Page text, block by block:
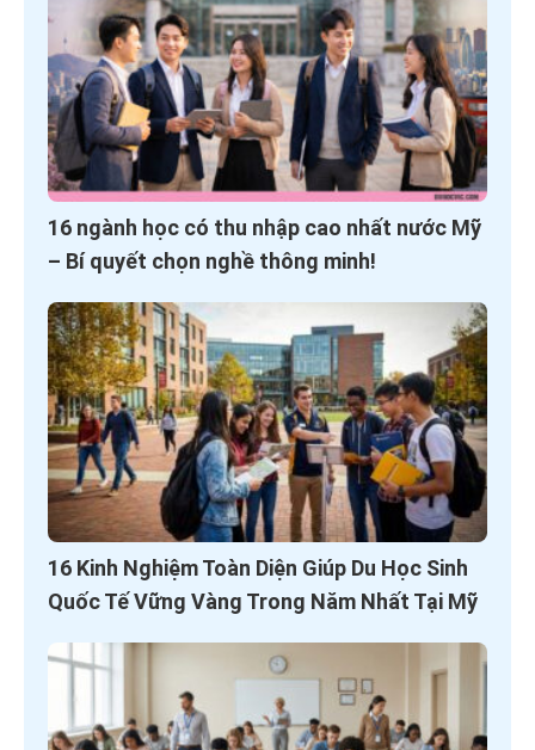
16 ngành học có thu nhập cao nhất nước Mỹ
– Bí quyết chọn nghề thông minh!
16 Kinh Nghiệm Toàn Diện Giúp Du Học Sinh
Quốc Tế Vững Vàng Trong Năm Nhất Tại Mỹ